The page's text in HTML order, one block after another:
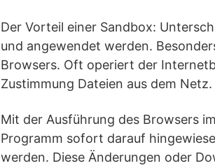
Der Vorteil einer Sandbox:
und angewendet werden.
Browsers. Oft operiert der
Zustimmung Dateien aus dem Netz.
Mit der Ausführung des Browsers
Programm sofort darauf
werden. Diese Änderungen oder